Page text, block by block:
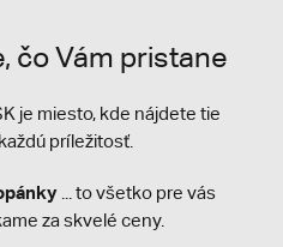
čo Vám pristane
je miesto, kde nájdete tie
príležitosť.
... to všetko pre vás
za skvelé ceny.